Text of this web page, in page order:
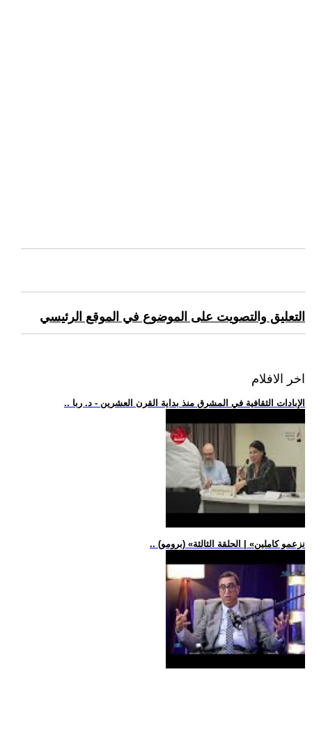
التعليق والتصويت على الموضوع في الموقع الرئيسي
اخر الافلام
.. الإبادات الثقافية في المشرق منذ بداية القرن العشرين - د. ربا
.. (برومو) «نزعمو كاملين» | الحلقة الثالثة